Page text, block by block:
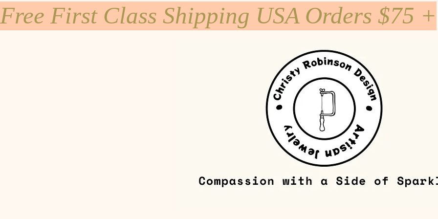
Free First Class Shipping USA Orders $75 +